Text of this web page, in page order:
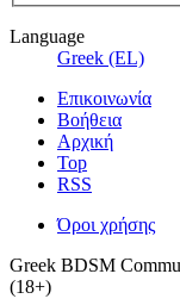
Language
Greek (EL)
Επικοινωνία
Βοήθεια
Αρχική
Top
RSS
Όροι χρήσης
Greek BDSM
(18+)